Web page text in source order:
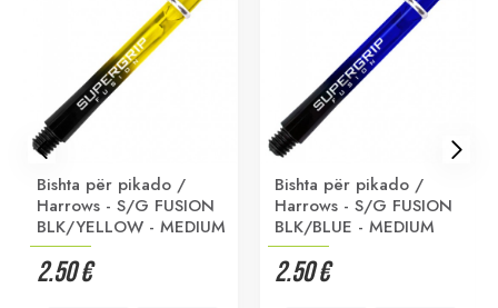
Bishta për pikado /
Harrows - S/G FUSION
BLK/YELLOW - MEDIUM
2.50 €
Bishta për pikado /
Harrows - S/G FUSION
BLK/BLUE - MEDIUM
2.50 €